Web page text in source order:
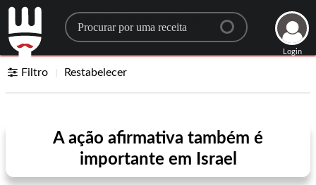
Search for a recipe
Login
Filtro Restabelecer
A ação afirmativa também é
importante em Israel